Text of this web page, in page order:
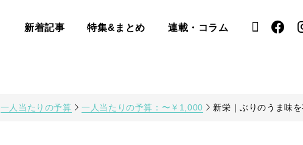
新着記事 特集&まとめ 連載・コラム
一人当たりの予算 一人当たりの予算：〜￥1,000 新栄｜ぶりのうま味